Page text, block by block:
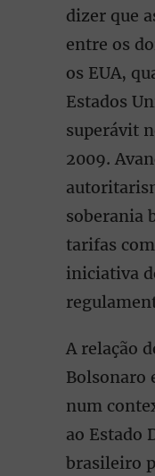
dizer que
entre os
os EUA,
Estados
superávit
2009.
soberania
tarifas
iniciativa
A relação
Bolsonaro
num
ao Estado
brasileiro